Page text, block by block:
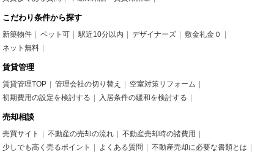
こだわり条件から探す
新築物件 ペット可 駅近10分以内 デザイナーズ
敷金礼金０
ネット無料
賃貸管理
賃貸管理TOP 管理会社の切り替え
空室対策リフォーム
初期費用の設定を検討する
入居条件の緩和を検討する
売却相談
売買サイト 不動産の売却の流れ
不動産売却時の諸費用
少しでも高く売るポイント
よくある質問 不動産売却に必要な書類とは